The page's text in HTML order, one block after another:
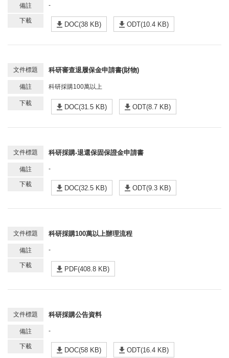
-
DOC(38 KB) ODT(10.4 KB)
科研審查退履保金申請書(財物)
科研採購100萬以上
DOC(31.5 KB) ODT(8.7 KB)
科研採購-退還保固保證金申請書
-
DOC(32.5 KB) ODT(9.3 KB)
科研採購100萬以上辦理流程
-
PDF(408.8 KB)
科研採購公告資料
-
DOC(58 KB) ODT(16.4 KB)